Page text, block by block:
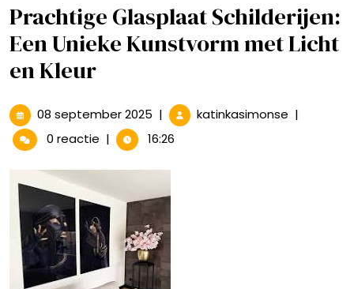
Prachtige Glasplaat Schilderijen:
Een Unieke Kunstvorm met Licht
en Kleur
08 september 2025 08
september
2025
| katinkasimonse Prachtige
|
0 reactie | 16:26